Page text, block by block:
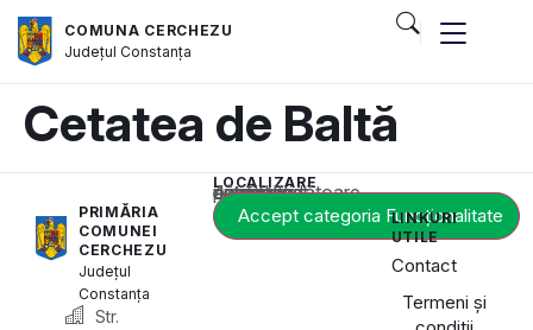
COMUNA CERCHEZU
JudețulConstanța
Cetatea de Baltă
PRIMĂRIA
COMUNEI
CERCHEZU
Județul
Constanța
Str.
LOCALIZARE
Acest conținut este blocat până când acceptați categoria corespunzătoare de cookie-uri.
Accept categoria Funcționalitate
LINKURI
UTILE
Contact
Termeni și